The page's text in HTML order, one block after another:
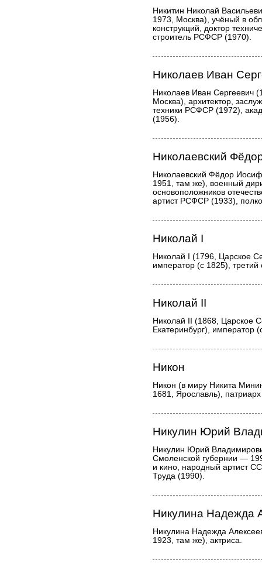
Никитин Николай
1973, Москва), учёный в
конструкций, доктор
строитель РСФСР (1970).
Николаев Иван
Николаев Иван Сергеевич
Москва), архитектор,
техники РСФСР (1972),
(1956).
Николаевский
Николаевский Фёдор
1951, там же), военный
основоположников
артист РСФСР (1933),
Николай I
Николай I (1796, Царское
император (с 1825),
Николай II
Николай II (1868, Царское
Екатеринбург), император
Никон
Никон (в миру Никита
1681, Ярославль),
Никулин Юрий
Никулин Юрий
Смоленской губернии —
и кино, народный артист
Труда (1990).
Никулина Надежда
Никулина Надежда
1923, там же), актриса.